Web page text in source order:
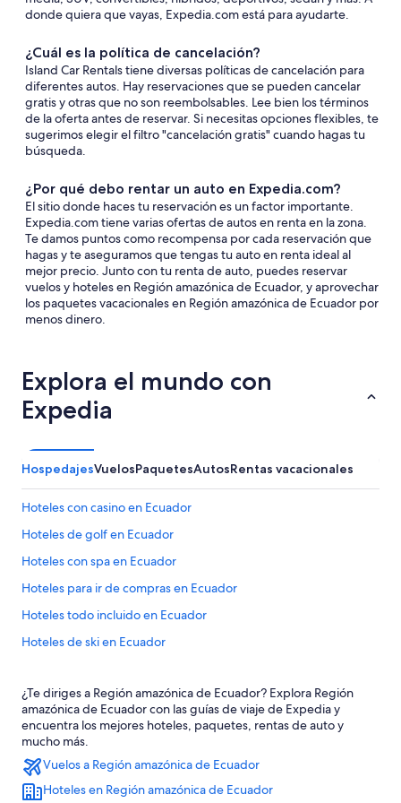
donde quiera que vayas, Expedia.com está para ayudarte.
¿Cuál es la política de cancelación?
Island Car Rentals tiene diversas políticas de cancelación para
diferentes autos. Hay reservaciones que se pueden cancelar
gratis y otras que no son reembolsables. Lee bien los términos
de la oferta antes de reservar. Si necesitas opciones flexibles, te
sugerimos elegir el filtro "cancelación gratis" cuando hagas tu
búsqueda.
¿Por qué debo rentar un auto en Expedia.com?
El sitio donde haces tu reservación es un factor importante.
Expedia.com tiene varias ofertas de autos en renta en la zona.
Te damos puntos como recompensa por cada reservación que
hagas y te aseguramos que tengas tu auto en renta ideal al
mejor precio. Junto con tu renta de auto, puedes reservar
vuelos y hoteles en Región amazónica de Ecuador, y aprovechar
los paquetes vacacionales en Región amazónica de Ecuador por
menos dinero.
Explora el mundo con
Expedia
HospedajesVuelosPaquetesAutosRentas vacacionales
Hoteles con casino en Ecuador
Hoteles de golf en Ecuador
Hoteles con spa en Ecuador
Hoteles para ir de compras en Ecuador
Hoteles todo incluido en Ecuador
Hoteles de ski en Ecuador
Hoteles ecológicos en Ecuador
Hoteles en la playa en Ecuador
Hoteles familiares en Ecuador
Hoteles románticos en Ecuador
¿Te diriges a Región amazónica de Ecuador? Explora Región
amazónica de Ecuador con las guías de viaje de Expedia y
encuentra los mejores hoteles, paquetes, rentas de auto y
mucho más.
Vuelos a Región amazónica de Ecuador
Hoteles en Región amazónica de Ecuador